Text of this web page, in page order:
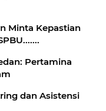
Minta Kepastian
Pertamina
dan Asistensi